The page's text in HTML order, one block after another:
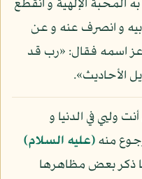
المحبة الإلهية و انقطع
و انصرف عنه و عن
عز اسمه فقال: «رب قد
الأحاديث».
وليي في الدنيا و
منه(عليه السلام)
ما ذكر بعض مظاهرها